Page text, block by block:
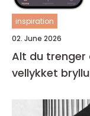
inspiration
02. June 2026
Alt du trenger
vellykket